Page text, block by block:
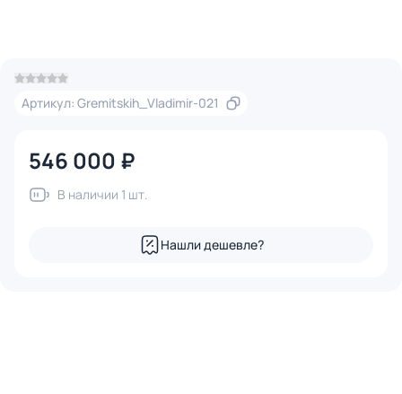
Артикул: Gremitskih_Vladimir-021
546 000 ₽
В наличии 1 шт.
Нашли дешевле?